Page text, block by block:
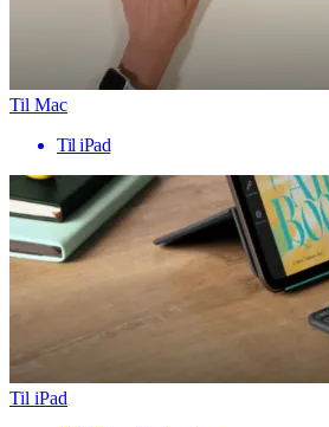
Til Mac
Til iPad
Til iPad